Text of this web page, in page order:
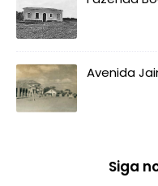
Avenida
Siga